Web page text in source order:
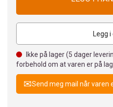
Legg i
Ikke på lager (5 dager
forbehold om at varen er på
Send meg mail når varen